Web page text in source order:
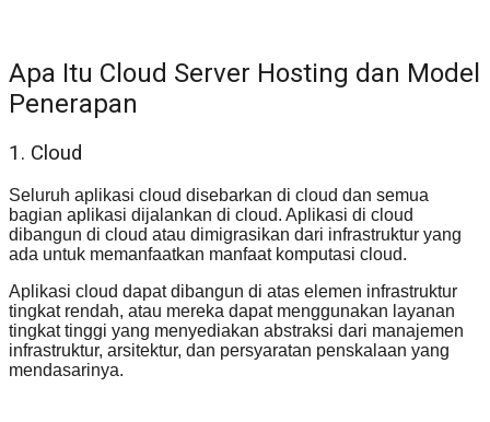
Apa Itu Cloud Server Hosting dan Model
Penerapan
1. Cloud
Seluruh aplikasi cloud disebarkan di cloud dan semua
bagian aplikasi dijalankan di cloud. Aplikasi di cloud
dibangun di cloud atau dimigrasikan dari infrastruktur yang
ada untuk memanfaatkan manfaat komputasi cloud.
Aplikasi cloud dapat dibangun di atas elemen infrastruktur
tingkat rendah, atau mereka dapat menggunakan layanan
tingkat tinggi yang menyediakan abstraksi dari manajemen
infrastruktur, arsitektur, dan persyaratan penskalaan yang
mendasarinya.